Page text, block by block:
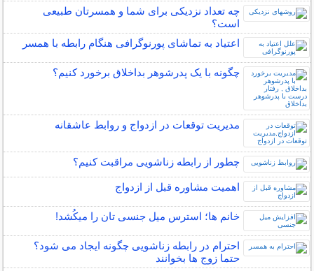
چه تعداد نزدیکی برای شما و همسرتان طبیعی
است؟
اعتیاد به تماشای پورنوگرافی هنگام رابطه با همسر
چگونه با یک پدرشوهر بداخلاق برخورد کنیم؟
مدیریت توقعات در ازدواج و روابط عاشقانه
چطور از رابطه زناشویی مراقبت کنیم؟
اهمیت مشاوره قبل از ازدواج
خانم ها؛ استرس میل جنسی تان را میکُشد!
احترام در رابطه زناشویی چگونه ایجاد می شود؟
حتما زوج ها بخوانند